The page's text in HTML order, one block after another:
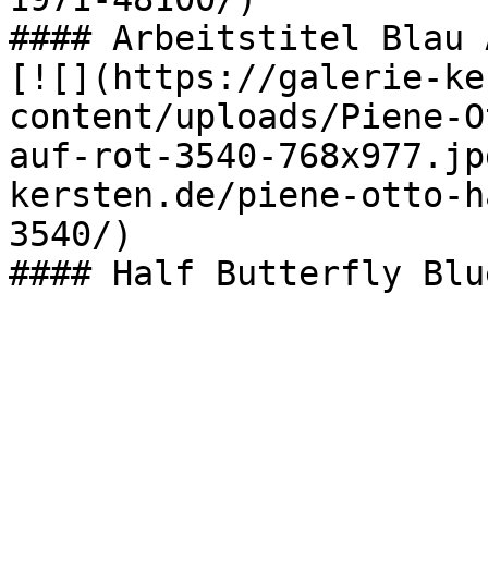
#### Arbeitstitel Blau
[![](https://galerie-
content/uploads/
auf-rot-3540-
kersten.de/piene-
3540/)
#### Half Butterfly